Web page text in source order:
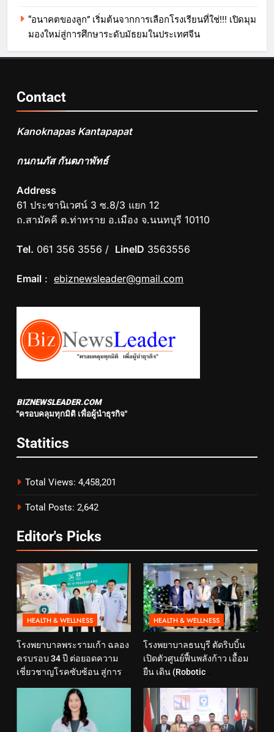
“อนาคตของลูก” เริ่มต้นจากการเลือกโรงเรียนที่ใช่!!! เปิดมุม
มองใหม่สู่การศึกษาระดับมัธยมในประเทศจีน
Contact
Kanoknapas Kantapapat
กนกนภัส กันตภาพัทธ์
Address
61 ประชานิเวศน์ 3 ซ.8/3 แยก 12
ถ.สามัคคี ต.ท่าทราย อ.เมือง จ.นนทบุรี 10110
Tel. 061 356 3556 / LineID 3563556
Email : ebiznewsleader@gmail.com
BIZNEWSLEADER.COM
"ครอบคลุมทุกมิติ เพื่อผู้นำธุรกิจ"
Statitics
Total Views: 4,458,201
Total Posts: 2,642
Editor's Picks
HEALTH & WELLNESS
โรงพยาบาลพระรามเก้า ฉลอง
ครบรอบ 34 ปี ต่อยอดความ
เชี่ยวชาญโรคซับซ้อน สู่การ
ดูแลสุขภาพเชิงป้องกันที่ตอบ
โจทย์ไลฟ์สไตล์ ภายใต้แนวคิด
“SELF-CARE IS HEALTHCARE”
HEALTH & WELLNESS
โรงพยาบาลธนบุรี ตัดริบบิ้น
เปิดตัวศูนย์ฟื้นพลังก้าว เอื้อม
ยืน เดิน (Robotic
Rehabilitation Center) นำ
เทคโนโลยีสุดล้ำ หุ่นยนต์ฝึก
เดิน มาเพิ่มประสิทธิภาพ